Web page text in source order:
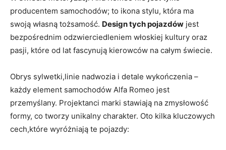
producentem samochodów; to ⁤ikona stylu, która ma‌
swoją własną ⁣tożsamość. Design⁣ tych ‌pojazdów jest
bezpośrednim⁢ odzwierciedleniem włoskiej kultury oraz
‍pasji, które od‌ lat fascynują kierowców na całym świecie.
Obrys sylwetki,linie ​nadwozia i detale ⁢wykończenia –
każdy element‍ samochodów Alfa Romeo jest
przemyślany. Projektanci ​marki stawiają na zmysłowość‌
formy, co tworzy unikalny charakter. Oto kilka kluczowych
cech,które‌ wyróżniają te pojazdy: